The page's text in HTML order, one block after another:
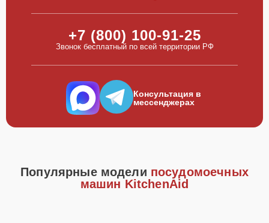
+7 (800) 100-91-25
Звонок бесплатный по всей территории РФ
Консультация в
мессенджерах
Популярные модели посудомоечных
машин KitchenAid